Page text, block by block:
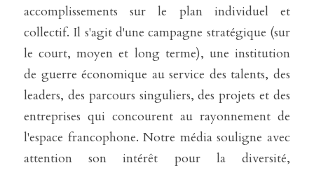
accomplissements sur le plan individuel et
collectif. Il s'agit d'une campagne stratégique (sur
le court, moyen et long terme), une institution
de guerre économique au service des talents, des
leaders, des parcours singuliers, des projets et des
entreprises qui concourent au rayonnement de
l'espace francophone. Notre média souligne avec
attention son intérêt pour la diversité,